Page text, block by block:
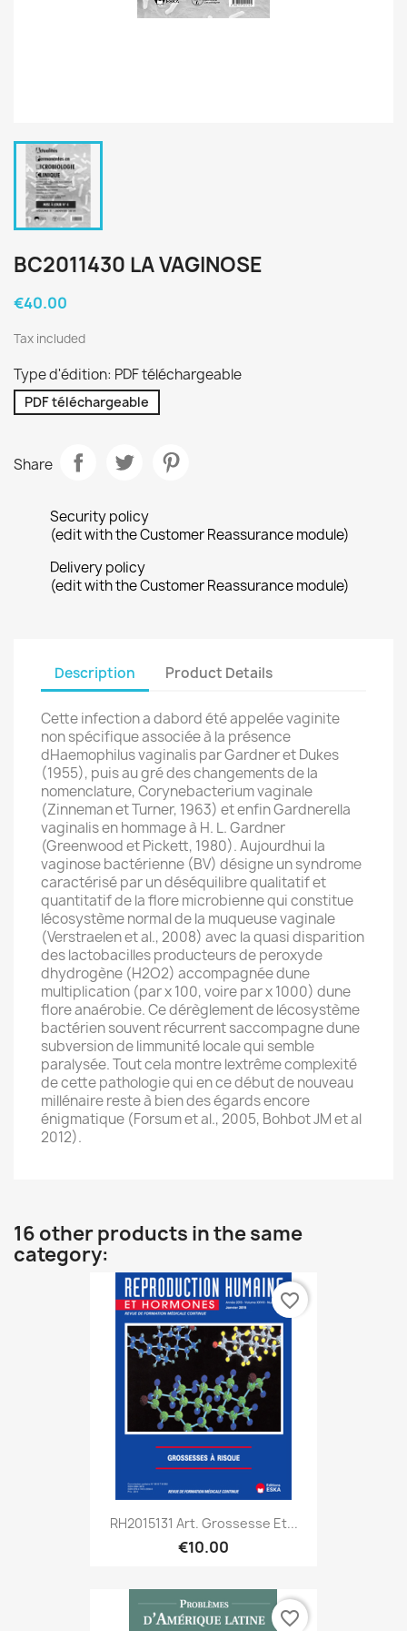
BC2011430 LA VAGINOSE
€40.00
Tax included
Type d'édition: PDF téléchargeable
PDF téléchargeable
Share
Security policy
(edit with the Customer Reassurance module)
Delivery policy
(edit with the Customer Reassurance module)
Description Product Details
Cette infection a dabord été appelée vaginite
non spécifique associée à la présence
dHaemophilus vaginalis par Gardner et Dukes
(1955), puis au gré des changements de la
nomenclature, Corynebacterium vaginale
(Zinneman et Turner, 1963) et enfin Gardnerella
vaginalis en hommage à H. L. Gardner
(Greenwood et Pickett, 1980). Aujourdhui la
vaginose bactérienne (BV) désigne un syndrome
caractérisé par un déséquilibre qualitatif et
quantitatif de la flore microbienne qui constitue
lécosystème normal de la muqueuse vaginale
(Verstraelen et al., 2008) avec la quasi disparition
des lactobacilles producteurs de peroxyde
dhydrogène (H2O2) accompagnée dune
multiplication (par x 100, voire par x 1000) dune
flore anaérobie. Ce dérèglement de lécosystème
bactérien souvent récurrent saccompagne dune
subversion de limmunité locale qui semble
paralysée. Tout cela montre lextrême complexité
de cette pathologie qui en ce début de nouveau
millénaire reste à bien des égards encore
énigmatique (Forsum et al., 2005, Bohbot JM et al
2012).
16 other products in the same
category:
RH2015131 Art. Grossesse Et...
€10.00
favorite_border
favorite_border